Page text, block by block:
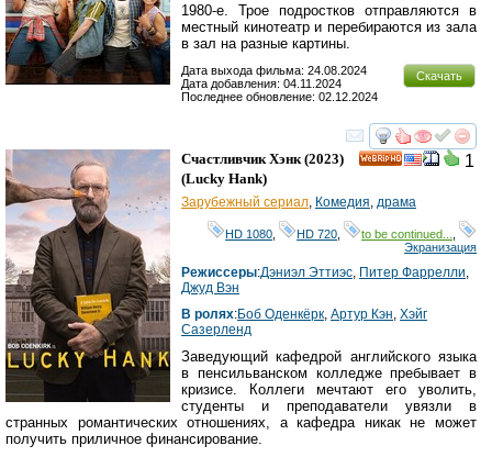
1980-е. Трое подростков отправляются в
местный кинотеатр и перебираются из зала
в зал на разные картины.
Скачать
Дата выхода фильма: 24.08.2024
Дата добавления: 04.11.2024
Последнее обновление: 02.12.2024
смотреть
1
Счастливчик Хэнк (2023)
(Lucky Hank)
Зарубежный сериал Комедия драма
HD 1080 HD 720 to be continued...
Экранизация
Режиссеры:Дэниэл Эттиэс Питер Фаррелли
Джуд Вэн
В ролях:Боб Оденкёрк Артур Кэн Хэйг
Сазерленд
Заведующий кафедрой английского языка
в пенсильванском колледже пребывает в
кризисе. Коллеги мечтают его уволить,
студенты и преподаватели увязли в
странных романтических отношениях, а кафедра никак не может
получить приличное финансирование.